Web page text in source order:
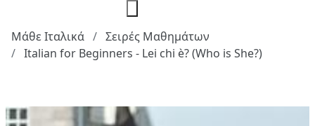
Μάθε Ιταλικά
Σειρές Μαθημάτων
Italian for Beginners - Lei chi è? (Who is She?)